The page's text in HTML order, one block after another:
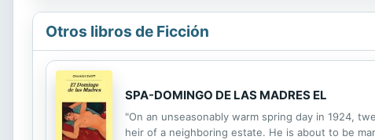
Otros libros de Ficción
SPA-DOMINGO DE LAS MADRES EL
"On an unseasonably warm spring day in 1924,
heir of a neighboring estate. He is about to be